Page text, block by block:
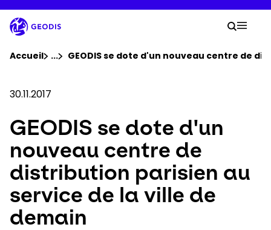
au
contenu
principal
Groupe
Newsroom
Carrière
Localisations
Accueil ...Voir tous les éléments du fil d'ariane
GEODIS se dote d'un nouveau centre de
30.11.2017
GEODIS se dote d'un
nouveau centre de
distribution parisien au
service de la ville de
demain